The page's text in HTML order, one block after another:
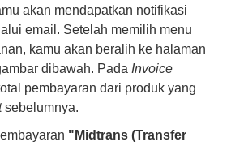
akan mendapatkan notifikasi
email. Setelah memilih menu
kamu akan beralih ke halaman
dibawah. Pada Invoice
pembayaran dari produk yang
sebelumnya.
"Midtrans (Transfer